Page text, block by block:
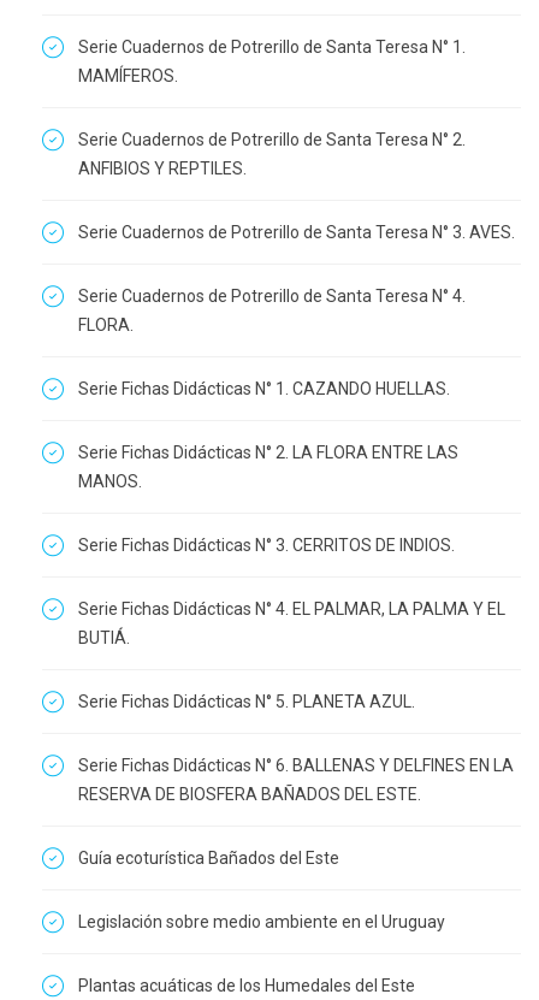
Serie Cuadernos de Potrerillo de Santa Teresa N° 1.
MAMÍFEROS.
Serie Cuadernos de Potrerillo de Santa Teresa N° 2.
ANFIBIOS Y REPTILES.
Serie Cuadernos de Potrerillo de Santa Teresa N° 3. AVES.
Serie Cuadernos de Potrerillo de Santa Teresa N° 4.
FLORA.
Serie Fichas Didácticas N° 1. CAZANDO HUELLAS.
Serie Fichas Didácticas N° 2. LA FLORA ENTRE LAS
MANOS.
Serie Fichas Didácticas N° 3. CERRITOS DE INDIOS.
Serie Fichas Didácticas N° 4. EL PALMAR, LA PALMA Y EL
BUTIÁ.
Serie Fichas Didácticas N° 5. PLANETA AZUL.
Serie Fichas Didácticas N° 6. BALLENAS Y DELFINES EN LA
RESERVA DE BIOSFERA BAÑADOS DEL ESTE.
Guía ecoturística Bañados del Este
Legislación sobre medio ambiente en el Uruguay
Plantas acuáticas de los Humedales del Este